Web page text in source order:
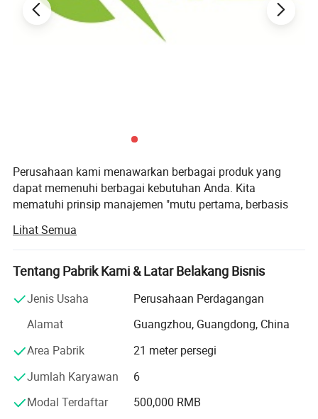
Perusahaan kami menawarkan berbagai produk yang
dapat memenuhi berbagai kebutuhan Anda. Kita
mematuhi prinsip manajemen "mutu pertama, berbasis
selalu melakukan yang terbaik untuk memenuhi
kebutuhan pelanggan. Perusahaan kita dengan tulus
berkeinginan untuk bekerja sama dengan perusahaan-
yang menang-menang sejak tren globalisasi ekonomi
telah berkembang dengan kekuatan yang tidak dapat
menggiurkan. Perusahaan ini telah memiliki pengalaman
manufaktur dan produksi lebih dari 20 tahun di Cina dan
mencakup: Adaptor pengisi daya dan kabel; pengisi daya
mobil; earbud Bluetooth; Headphone; Baterai ponsel; Bank
Lihat Semua
Tentang Pabrik Kami & Latar Belakang Bisnis
Jenis Usaha
Perusahaan Perdagangan
Alamat
Guangzhou, Guangdong, China
Area Pabrik
21 meter persegi
Jumlah Karyawan
6
Modal Terdaftar
500,000 RMB